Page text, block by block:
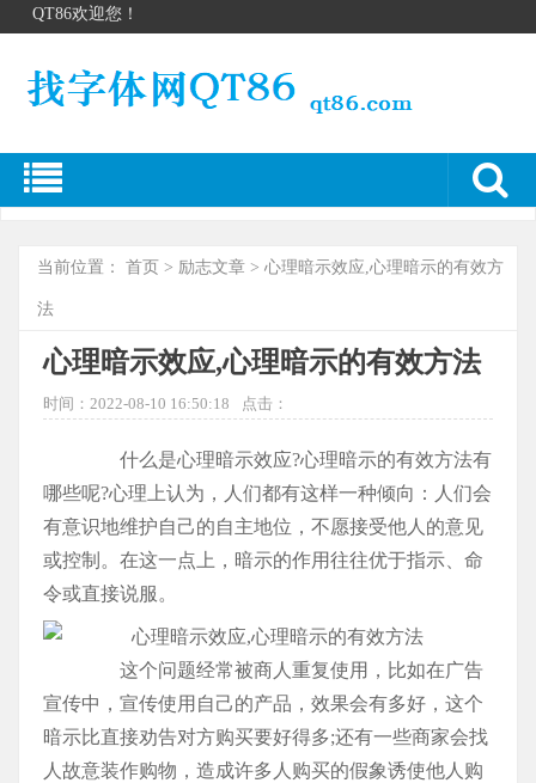
QT86欢迎您！
当前位置： 首页 > 励志文章 > 心理暗示效应,心理暗示的有效方
法
心理暗示效应,心理暗示的有效方法
时间：2022-08-10 16:50:18 点击：
什么是心理暗示效应?心理暗示的有效方法有
哪些呢?心理上认为，人们都有这样一种倾向：人们会
有意识地维护自己的自主地位，不愿接受他人的意见
或控制。在这一点上，暗示的作用往往优于指示、命
令或直接说服。
这个问题经常被商人重复使用，比如在广告
宣传中，宣传使用自己的产品，效果会有多好，这个
暗示比直接劝告对方购买要好得多;还有一些商家会找
人故意装作购物，造成许多人购买的假象诱使他人购